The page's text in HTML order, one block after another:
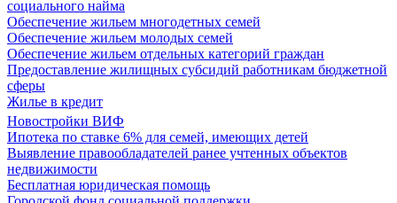
социального найма
Обеспечение жильем многодетных семей
Обеспечение жильем молодых семей
Обеспечение жильем отдельных категорий граждан
Предоставление жилищных субсидий работникам бюджетной
сферы
Жилье в кредит
Новостройки ВИФ
Ипотека по ставке 6% для семей, имеющих детей
Выявление правообладателей ранее учтенных объектов
недвижимости
Бесплатная юридическая помощь